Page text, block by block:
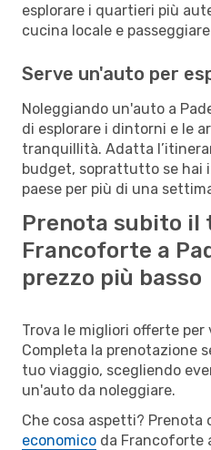
esplorare i quartieri più
cucina locale e
Serve un'auto per
Noleggiando un'auto a
di esplorare i dintorni e le
tranquillità. Adatta
budget, soprattutto se hai
paese per più di una
Prenota subito il
Francoforte a
prezzo più basso
Trova le migliori offerte per
Completa la prenotazione
tuo viaggio, scegliendo
un'auto da noleggiare.
Che cosa aspetti? Prenota
economico da Francoforte